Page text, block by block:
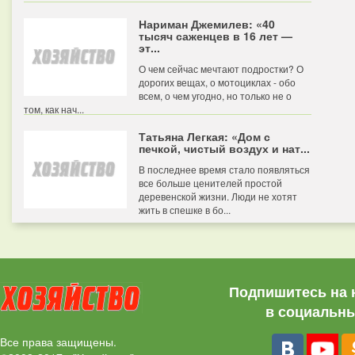
Нариман Джемилев: «40
тысяч саженцев в 16 лет —
эт...
О чем сейчас мечтают подростки? О
дорогих вещах, о мотоциклах - обо
всем, о чем угодно, но только не о
том, как нач...
Татьяна Легкая: «Дом с
печкой, чистый воздух и нат...
В последнее время стало появляться
все больше ценителей простой
деревенской жизни. Люди не хотят
жить в спешке в бо...
Все права защищены.
Подпишитесь на
в